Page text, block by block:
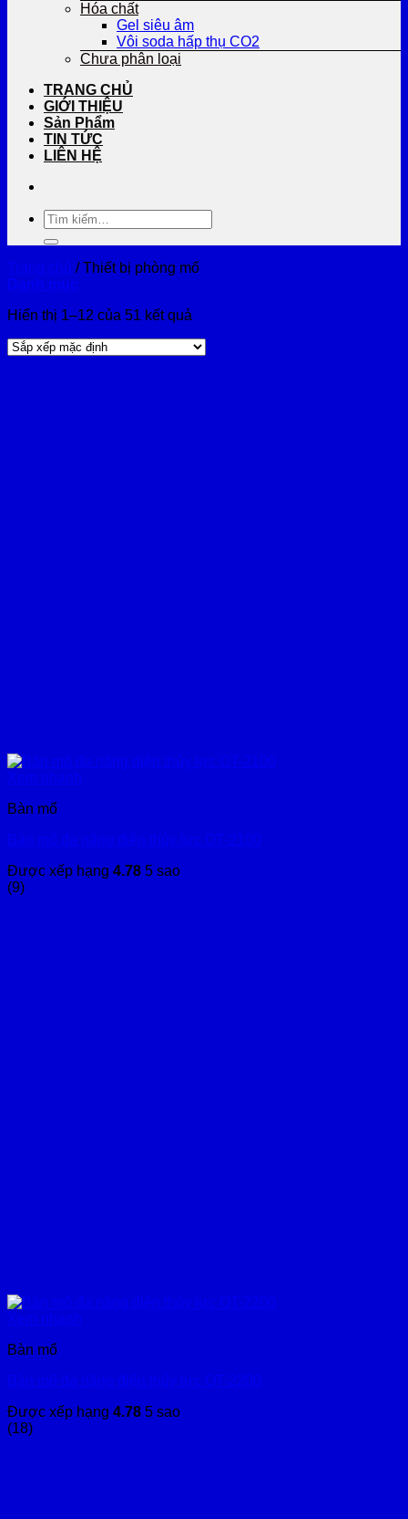
Hóa chất
Gel siêu âm
Vôi soda hấp thụ CO2
Chưa phân loại
TRANG CHỦ
GIỚI THIỆU
Sản Phẩm
TIN TỨC
LIÊN HỆ
Tìm
kiếm:
Trang chủ /Thiết bị phòng mổ
Danh mục
Hiển thị 1–12 của 51 kết quả
Xem nhanh
Bàn mổ
Bàn mổ đa năng điện thủy lực OT-2100
Được xếp hạng 4.78 5 sao
(9)
Xem nhanh
Bàn mổ
Bàn mổ đa năng điện thủy lực OT-2200
Được xếp hạng 4.78 5 sao
(18)